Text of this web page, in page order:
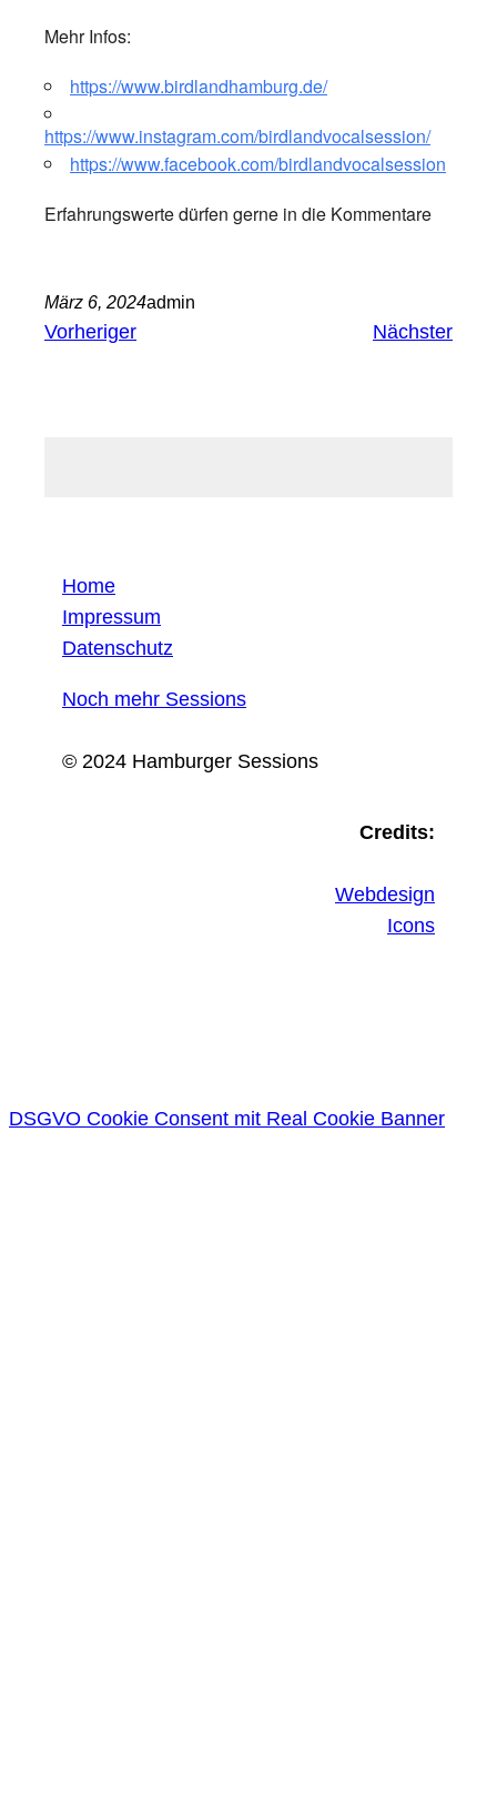
Mehr Infos:
https://www.birdlandhamburg.de/
https://www.instagram.com/birdlandvocalsession/
https://www.facebook.com/birdlandvocalsession
Erfahrungswerte dürfen gerne in die Kommentare
März 6, 2024admin
Vorheriger Nächster
Home
Impressum
Datenschutz
Noch mehr Sessions
© 2024 Hamburger Sessions
Credits:
Webdesign
Icons
DSGVO Cookie Consent mit Real Cookie Banner